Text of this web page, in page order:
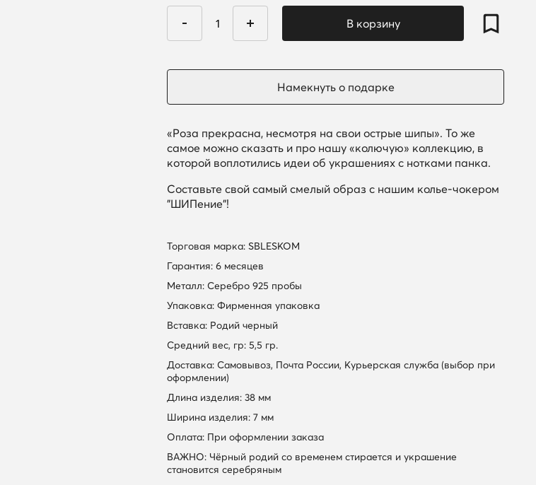
«Роза прекрасна, несмотря на свои острые шипы». То же
самое можно сказать и про нашу «колючую» коллекцию, в
которой воплотились идеи об украшениях с нотками панка.
Составьте свой самый смелый образ с нашим колье-чокером
"ШИПение"!
Торговая марка: SBLESKOM
Гарантия: 6 месяцев
Металл: Серебро 925 пробы
Упаковка: Фирменная упаковка
Вставка: Родий черный
Средний вес, гр: 5,5 гр.
Доставка: Самовывоз, Почта России, Курьерская служба (выбор при
оформлении)
Длина изделия: 38 мм
Ширина изделия: 7 мм
Оплата: При оформлении заказа
ВАЖНО: Чёрный родий со временем стирается и украшение
становится серебряным